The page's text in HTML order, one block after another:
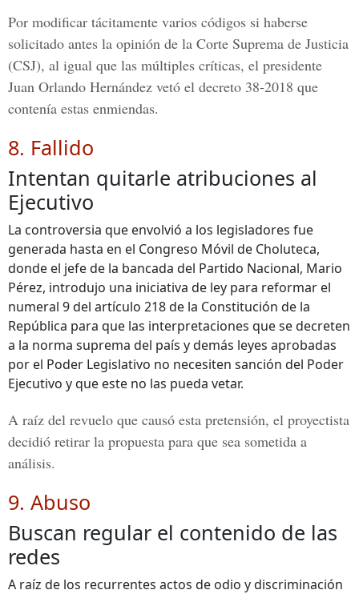
Por modificar tácitamente varios códigos si haberse
solicitado antes la opinión de la Corte Suprema de Justicia
(CSJ), al igual que las múltiples críticas, el presidente
Juan Orlando Hernández vetó el decreto 38-2018 que
contenía estas enmiendas.
8. Fallido
Intentan quitarle atribuciones al
Ejecutivo
La controversia que envolvió a los legisladores fue
generada hasta en el Congreso Móvil de Choluteca,
donde el jefe de la bancada del Partido Nacional, Mario
Pérez, introdujo una iniciativa de ley para reformar el
numeral 9 del artículo 218 de la Constitución de la
República para que las interpretaciones que se decreten
a la norma suprema del país y demás leyes aprobadas
por el Poder Legislativo no necesiten sanción del Poder
Ejecutivo y que este no las pueda vetar.
A raíz del revuelo que causó esta pretensión, el proyectista
decidió retirar la propuesta para que sea sometida a
análisis.
9. Abuso
Buscan regular el contenido de las
redes
A raíz de los recurrentes actos de odio y discriminación